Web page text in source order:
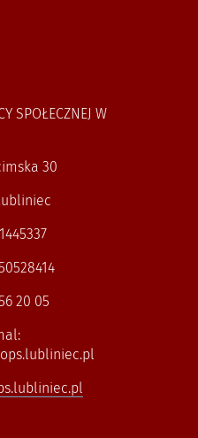
SPOŁECZNEJ W
30
20 05